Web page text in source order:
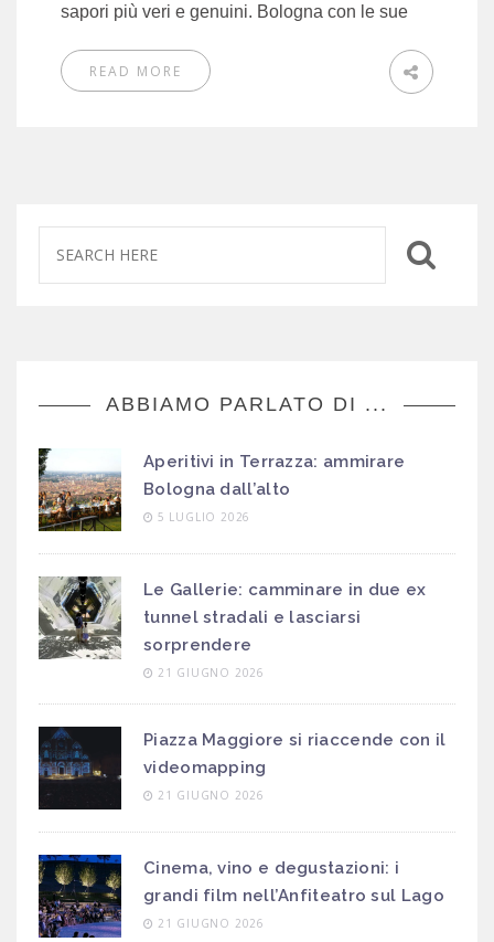
sapori più veri e genuini. Bologna con le sue
READ MORE
ABBIAMO PARLATO DI ...
Aperitivi in Terrazza: ammirare
Bologna dall’alto
5 LUGLIO 2026
Le Gallerie: camminare in due ex
tunnel stradali e lasciarsi
sorprendere
21 GIUGNO 2026
Piazza Maggiore si riaccende con il
videomapping
21 GIUGNO 2026
Cinema, vino e degustazioni: i
grandi film nell’Anfiteatro sul Lago
21 GIUGNO 2026